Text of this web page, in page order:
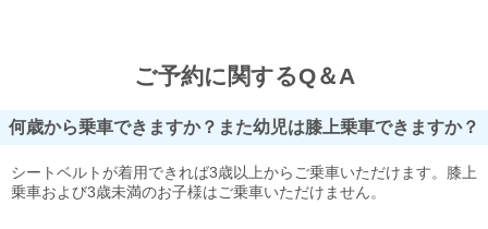
ご予約に関するQ＆A
何歳から乗車できますか？また幼児は膝上乗車できますか？
シートベルトが着用できれば3歳以上からご乗車いただけます。膝上
乗車および3歳未満のお子様はご乗車いただけません。